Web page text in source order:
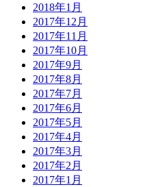
2018年1月
2017年12月
2017年11月
2017年10月
2017年9月
2017年8月
2017年7月
2017年6月
2017年5月
2017年4月
2017年3月
2017年2月
2017年1月